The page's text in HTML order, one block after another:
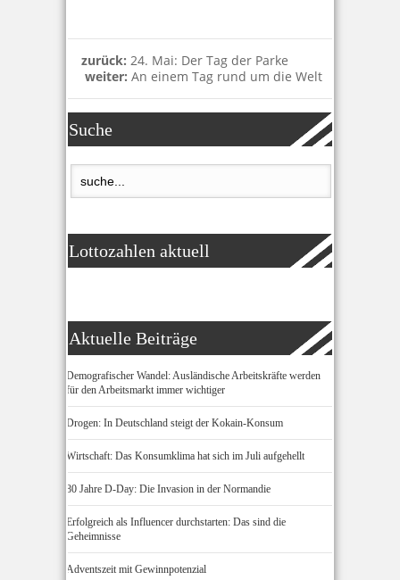
zurück: 24. Mai: Der Tag der Parke
weiter: An einem Tag rund um die Welt
Suche
Lottozahlen aktuell
Aktuelle Beiträge
Demografischer Wandel: Ausländische Arbeitskräfte werden
für den Arbeitsmarkt immer wichtiger
Drogen: In Deutschland steigt der Kokain-Konsum
Wirtschaft: Das Konsumklima hat sich im Juli aufgehellt
80 Jahre D-Day: Die Invasion in der Normandie
Erfolgreich als Influencer durchstarten: Das sind die
Geheimnisse
Adventszeit mit Gewinnpotenzial